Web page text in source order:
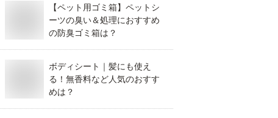
【ペット用ゴミ箱】ペットシ
ーツの臭い＆処理におすすめ
の防臭ゴミ箱は？
ボディシート｜髪にも使え
る！無香料など人気のおすす
めは？